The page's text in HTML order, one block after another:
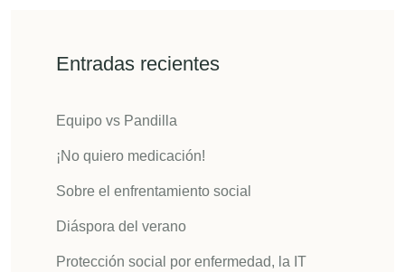
Entradas recientes
Equipo vs Pandilla
¡No quiero medicación!
Sobre el enfrentamiento social
Diáspora del verano
Protección social por enfermedad, la IT